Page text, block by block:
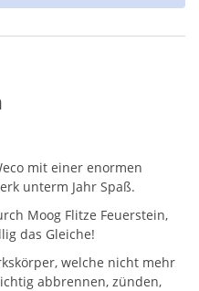
mit einer enormen
unterm Jahr Spaß.
Moog Flitze Feuerstein,
das Gleiche!
welche nicht mehr
abbrennen, zünden,